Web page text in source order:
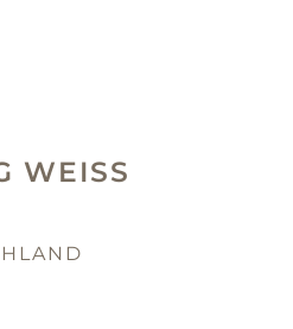
WEISS